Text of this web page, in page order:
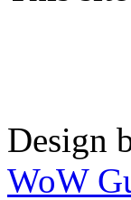
Design
WoW